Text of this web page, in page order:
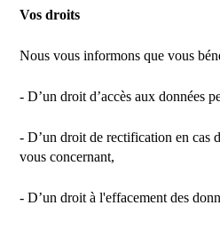
Vos droits
Nous vous informons que vous
- D’un droit d’accès aux données
- D’un droit de rectification en cas
vous concernant,
- D’un droit à l'effacement des